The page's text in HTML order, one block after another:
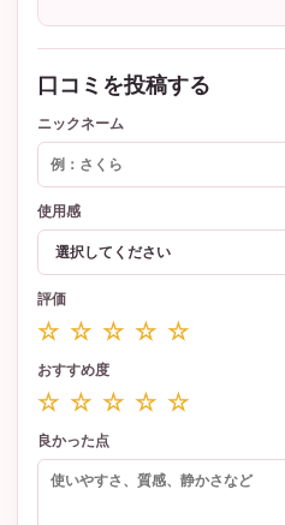
口コミを投稿する
ニックネーム
使用感
評価
☆ ☆ ☆ ☆ ☆
おすすめ度
☆ ☆ ☆ ☆ ☆
良かった点